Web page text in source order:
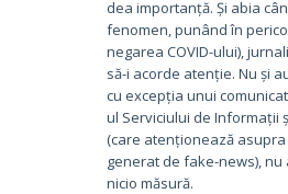
dea importanță. Și abia
fenomen, punând în
negarea COVID-ului),
să-i acorde atenție. Nu și
cu excepția unui
ul Serviciului de Informații
(care atenționează
generat de fake-news),
nicio măsură.